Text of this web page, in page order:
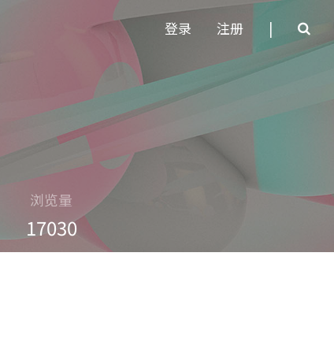
登录 注册 |
浏览量
17030